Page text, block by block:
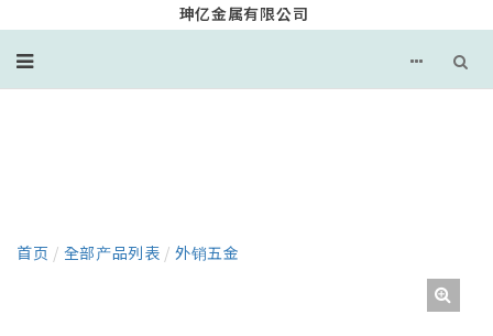
珅亿金属有限公司
首页 / 全部产品列表 / 外销五金